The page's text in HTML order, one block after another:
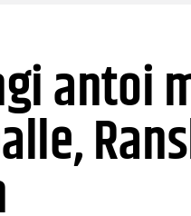
antoi